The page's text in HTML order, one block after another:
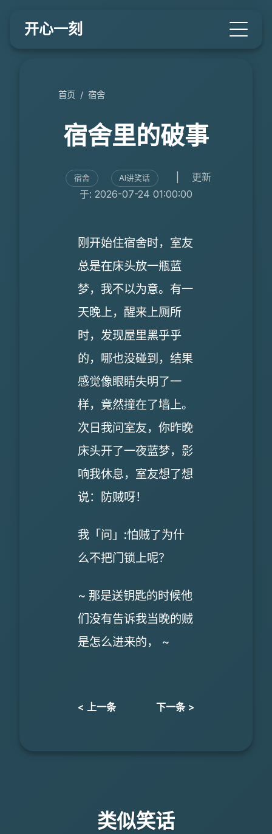
开心一刻
首页 / 宿舍
宿舍里的破事
宿舍 AI讲笑话
更新
于: 2026-07-24 01:00:00
刚开始住宿舍时，室友
总是在床头放一瓶蓝
梦，我不以为意。有一
天晚上，醒来上厕所
时，发现屋里黑乎乎
的，哪也没碰到，结果
感觉像眼睛失明了一
样，竟然撞在了墙上。
次日我问室友，你昨晚
床头开了一夜蓝梦，影
响我休息，室友想了想
说：防贼呀！
我「问」:怕贼了为什
么不把门锁上呢？
~ 那是送钥匙的时候他
们没有告诉我当晚的贼
是怎么进来的， ~
< 上一条 下一条 >
类似笑话